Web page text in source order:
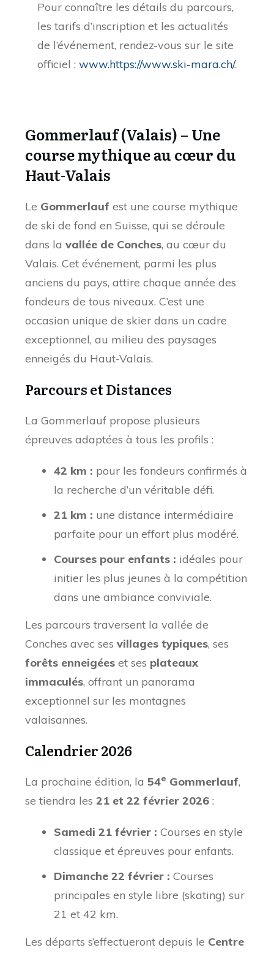
Pour connaître les détails du parcours,
les tarifs d’inscription et les actualités
de l’événement, rendez-vous sur le site
officiel : www.https://www.ski-mara.ch/.
Gommerlauf (Valais) – Une
course mythique au cœur du
Haut-Valais
Le Gommerlauf est une course mythique
de ski de fond en Suisse, qui se déroule
dans la vallée de Conches, au cœur du
Valais. Cet événement, parmi les plus
anciens du pays, attire chaque année des
fondeurs de tous niveaux. C’est une
occasion unique de skier dans un cadre
exceptionnel, au milieu des paysages
enneigés du Haut-Valais.
Parcours et Distances
La Gommerlauf propose plusieurs
épreuves adaptées à tous les profils :
42 km : pour les fondeurs confirmés à
la recherche d’un véritable défi.
21 km : une distance intermédiaire
parfaite pour un effort plus modéré.
Courses pour enfants : idéales pour
initier les plus jeunes à la compétition
dans une ambiance conviviale.
Les parcours traversent la vallée de
Conches avec ses villages typiques, ses
forêts enneigées et ses plateaux
immaculés, offrant un panorama
exceptionnel sur les montagnes
valaisannes.
Calendrier 2026
La prochaine édition, la 54e Gommerlauf,
se tiendra les 21 et 22 février 2026 :
Samedi 21 février : Courses en style
classique et épreuves pour enfants.
Dimanche 22 février : Courses
principales en style libre (skating) sur
21 et 42 km.
Les départs s’effectueront depuis le Centre